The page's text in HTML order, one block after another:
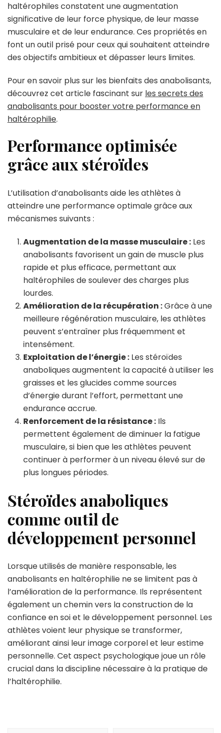
haltérophiles constatent une augmentation
significative de leur force physique, de leur masse
musculaire et de leur endurance. Ces propriétés en
font un outil prisé pour ceux qui souhaitent atteindre
des objectifs ambitieux et dépasser leurs limites.
Pour en savoir plus sur les bienfaits des anabolisants,
découvrez cet article fascinant sur les secrets des
anabolisants pour booster votre performance en
haltérophilie.
Performance optimisée
grâce aux stéroïdes
L’utilisation d’anabolisants aide les athlètes à
atteindre une performance optimale grâce aux
mécanismes suivants :
Augmentation de la masse musculaire : Les
anabolisants favorisent un gain de muscle plus
rapide et plus efficace, permettant aux
haltérophiles de soulever des charges plus
lourdes.
Amélioration de la récupération :Grâce à une
meilleure régénération musculaire, les athlètes
peuvent s’entraîner plus fréquemment et
intensément.
Exploitation de l’énergie : Les stéroïdes
anaboliques augmentent la capacité à utiliser les
graisses et les glucides comme sources
d’énergie durant l’effort, permettant une
endurance accrue.
Renforcement de la résistance : Ils
permettent également de diminuer la fatigue
musculaire, si bien que les athlètes peuvent
continuer à performer à un niveau élevé sur de
plus longues périodes.
Stéroïdes anaboliques
comme outil de
développement personnel
Lorsque utilisés de manière responsable, les
anabolisants en haltérophilie ne se limitent pas à
l’amélioration de la performance. Ils représentent
également un chemin vers la construction de la
confiance en soi et le développement personnel. Les
athlètes voient leur physique se transformer,
améliorant ainsi leur image corporel et leur estime
personnelle. Cet aspect psychologique joue un rôle
crucial dans la discipline nécessaire à la pratique de
l’haltérophilie.